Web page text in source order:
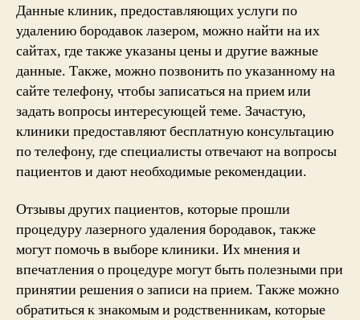
Данные клиник, предоставляющих услуги по
удалению бородавок лазером, можно найти на их
сайтах, где также указаны цены и другие важные
данные. Также, можно позвонить по указанному на
сайте телефону, чтобы записаться на прием или
задать вопросы интересующей теме. Зачастую,
клиники предоставляют бесплатную консультацию
по телефону, где специалисты отвечают на вопросы
пациентов и дают необходимые рекомендации.
Отзывы других пациентов, которые прошли
процедуру лазерного удаления бородавок, также
могут помочь в выборе клиники. Их мнения и
впечатления о процедуре могут быть полезными при
принятии решения о записи на прием. Также можно
обратиться к знакомым и родственникам, которые